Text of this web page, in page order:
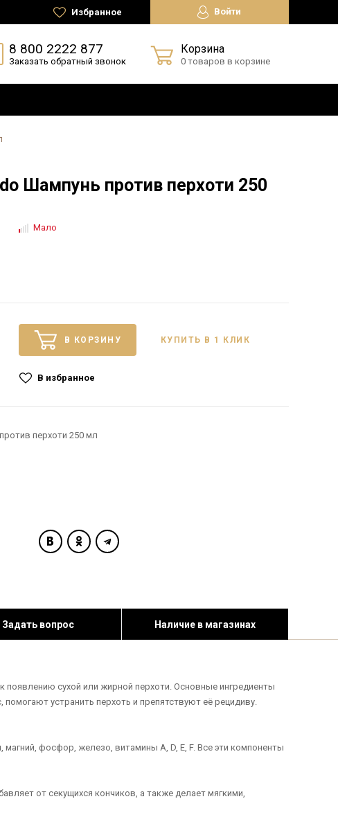
Избранное Войти
8 800 2222 877
Заказать обратный звонок
Корзина
0 товаров в корзине
Шампунь против перхоти 250
Мало
В КОРЗИНУ КУПИТЬ В 1 КЛИК
В избранное
перхоти 250 мл
Задать вопрос Наличие в магазинах
сухой или жирной перхоти. Основные ингредиенты
устранить перхоть и препятствуют её рецидиву.
фосфор, железо, витамины А, D, E, F. Все эти компоненты
от секущихся кончиков, а также делает мягкими,